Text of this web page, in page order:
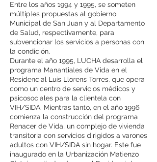
Entre los años 1994 y 1995, se someten
múltiples propuestas al gobierno
Municipal de San Juan y al Departamento
de Salud, respectivamente, para
subvencionar los servicios a personas con
la condición.
Durante el año 1995, LUCHA desarrolla el
programa Manantiales de Vida en el
Residencial Luis Llorens Torres, que opera
como un centro de servicios médicos y
psicosociales para la clientela con
VIH/SIDA. Mientras tanto, en el año 1996
comienza la construcción del programa
Renacer de Vida, un complejo de vivienda
transitoria con servicios dirigidos a varones
adultos con VIH/SIDA sin hogar. Este fue
inaugurado en la Urbanización Matienzo